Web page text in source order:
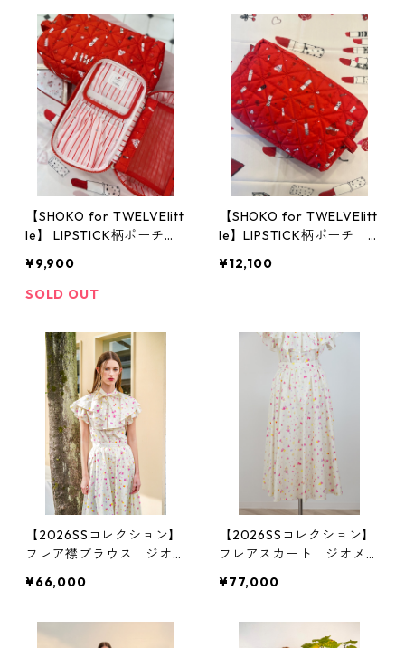
【SHOKO for TWELVElitt
le】 LIPSTICK柄ポーチ S
¥9,900
SOLD OUT
【SHOKO for TWELVElitt
le】LIPSTICK柄ポーチ L
¥12,100
【2026SSコレクション】
フレア襟ブラウス ジオメ
¥66,000
【2026SSコレクション】
フレアスカート ジオメト
¥77,000